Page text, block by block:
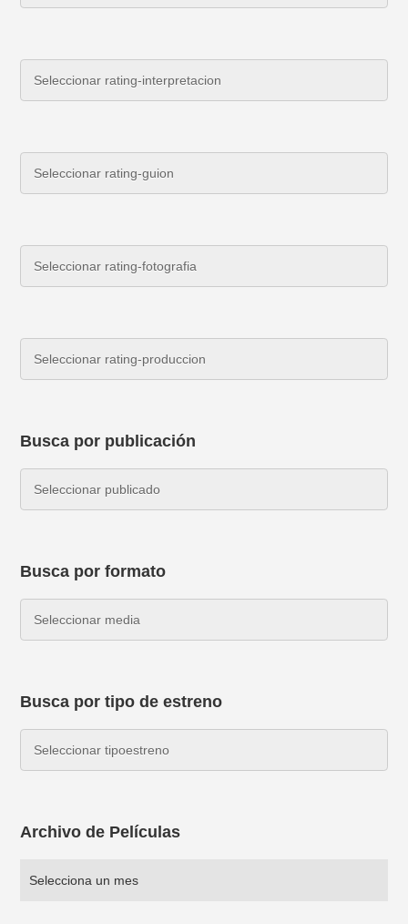
Busca por publicación
Busca por formato
Busca por tipo de estreno
Archivo de Películas